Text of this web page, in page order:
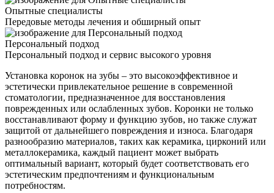
Опытные специалисты
Передовые методы лечения и обширный опыт
Персональный подход
Персональный подход и сервис высокого уровня
Установка коронок на зубы – это высокоэффективное и
эстетически привлекательное решение в современной
стоматологии, предназначенное для восстановления
поврежденных или ослабленных зубов. Коронки не только
восстанавливают форму и функцию зубов, но также служат
защитой от дальнейшего повреждения и износа. Благодаря
разнообразию материалов, таких как керамика, цирконий или
металлокерамика, каждый пациент может выбрать
оптимальный вариант, который будет соответствовать его
эстетическим предпочтениям и функциональным
потребностям.